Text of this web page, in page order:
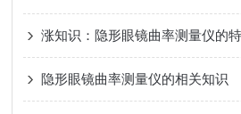
涨知识：隐形眼镜曲率测量仪的
隐形眼镜曲率测量仪的相关知识